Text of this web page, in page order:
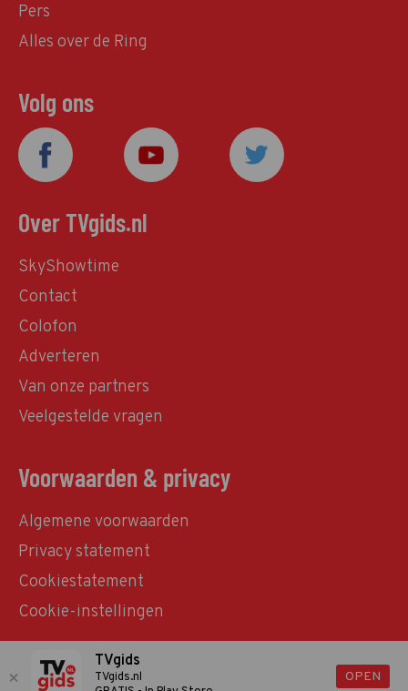
Pers
Alles over de Ring
Volg ons
Over TVgids.nl
SkyShowtime
Contact
Colofon
Adverteren
Van onze partners
Veelgestelde vragen
Voorwaarden & privacy
Algemene voorwaarden
Privacy statement
Cookiestatement
Cookie-instellingen
© TVgids.nl 2026 - All rights reserved. No text and
TVgids
TVgids.nl
OPEN